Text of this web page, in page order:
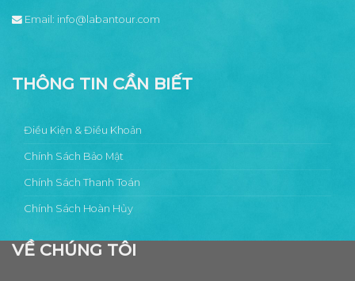
Email: info@labantour.com
THÔNG TIN CẦN BIẾT
Điều Kiện & Điều Khoản
Chính Sách Bảo Mật
Chính Sách Thanh Toán
Chính Sách Hoàn Hủy
VỀ CHÚNG TÔI